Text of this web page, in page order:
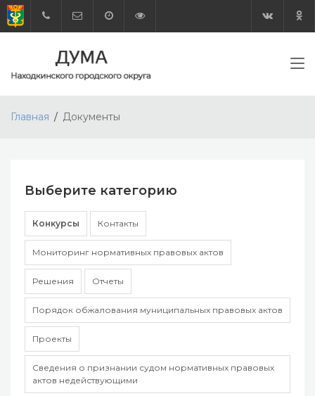
Главная Документы
Выберите категорию
Конкурсы Контакты
Мониторинг нормативных правовых актов
Решения Отчеты
Порядок обжалования муниципальных правовых актов
Проекты
Сведения о признании судом нормативных правовых
актов недействующими